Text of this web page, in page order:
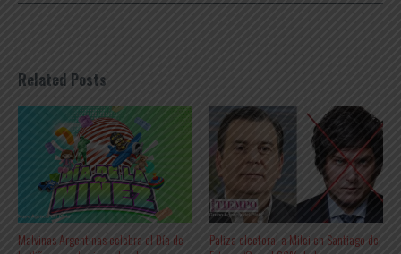
Related Posts
Malvinas Argentinas celebra el Día de
Paliza electoral a Milei en Santiago del